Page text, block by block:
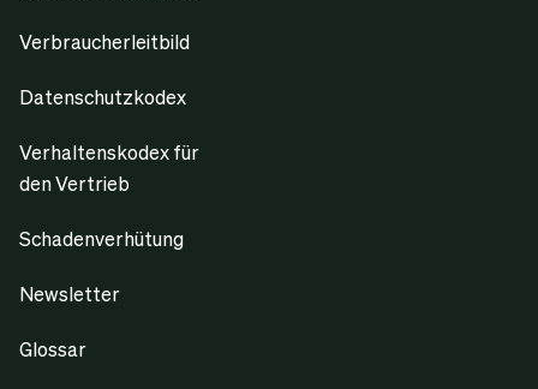
Verbraucherleitbild
Datenschutzkodex
Verhaltenskodex für
den Vertrieb
Schadenverhütung
Newsletter
Glossar